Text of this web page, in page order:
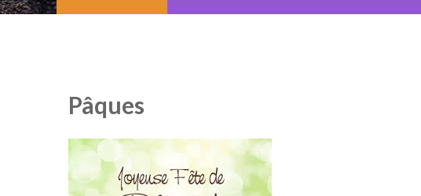
Pâques